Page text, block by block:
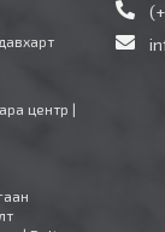
центр |